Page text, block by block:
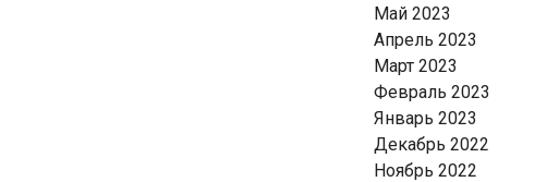
Май 2023
Апрель 2023
Март 2023
Февраль 2023
Январь 2023
Декабрь 2022
Ноябрь 2022